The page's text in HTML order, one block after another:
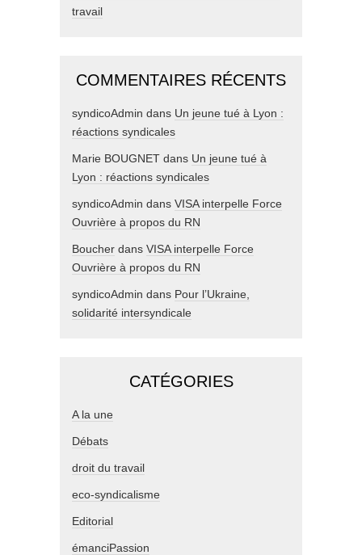
travail
COMMENTAIRES RÉCENTS
syndicoAdmin dans Un jeune tué à Lyon :
réactions syndicales
Marie BOUGNET dans Un jeune tué à
Lyon : réactions syndicales
syndicoAdmin dans VISA interpelle Force
Ouvrière à propos du RN
Boucher dans VISA interpelle Force
Ouvrière à propos du RN
syndicoAdmin dans Pour l’Ukraine,
solidarité intersyndicale
CATÉGORIES
A la une
Débats
droit du travail
eco-syndicalisme
Editorial
émanciPassion